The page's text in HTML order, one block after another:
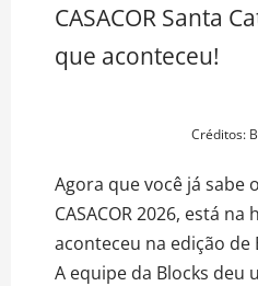
CASACOR Santa
que aconteceu!
Créditos:
Agora que você já sabe
CASACOR 2026, está
aconteceu na edição
A equipe da Blocks deu